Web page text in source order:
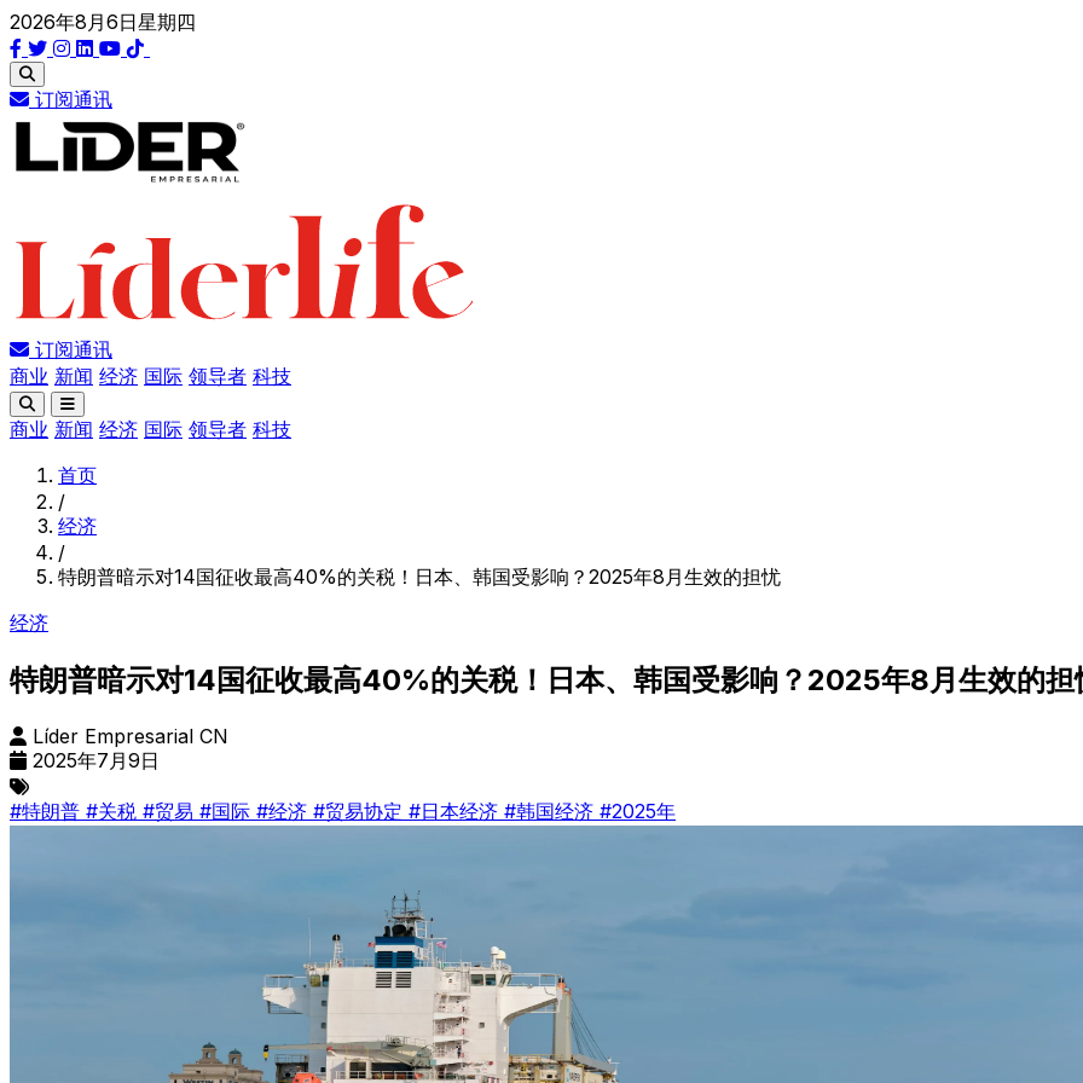
2026年8月6日星期四
订阅通讯
订阅通讯
商业 新闻 经济 国际 领导者 科技
商业 新闻 经济 国际 领导者 科技
首页
/
经济
/
特朗普暗示对14国征收最高40%的关税！日本、韩国受影响？2025年8月生效的担忧
经济
特朗普暗示对14国征收最高40%的关税！日本、韩国受影响？2025年8月生效的担
Líder Empresarial CN
2025年7月9日
#特朗普 #关税 #贸易 #国际 #经济 #贸易协定 #日本经济 #韩国经济 #2025年